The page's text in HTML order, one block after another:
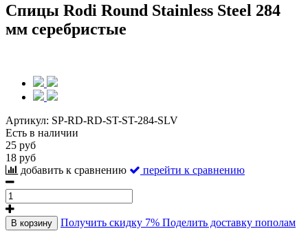
Спицы Rodi Round Stainless Steel 284
мм серебристые
Артикул: SP-RD-RD-ST-ST-284-SLV
Есть в наличии
25 руб
18 руб
добавить к сравнению
перейти к сравнению
В корзину Получить скидку 7% Поделить доставку пополам